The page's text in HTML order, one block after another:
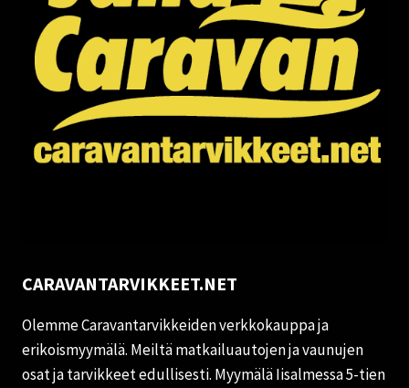
CARAVANTARVIKKEET.NET
Olemme Caravantarvikkeiden verkkokauppa ja
erikoismyymälä. Meiltä matkailuautojen ja vaunujen
osat ja tarvikkeet edullisesti. Myymälä Iisalmessa 5-tien